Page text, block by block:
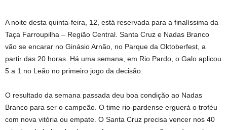
A noite desta quinta-feira, 12, está reservada para a finalíssima da
Taça Farroupilha – Região Central. Santa Cruz e Nadas Branco
vão se encarar no Ginásio Arnão, no Parque da Oktoberfest, a
partir das 20 horas. Há uma semana, em Rio Pardo, o Galo aplicou
5 a 1 no Leão no primeiro jogo da decisão.
O resultado da semana passada deu boa condição ao Nadas
Branco para ser o campeão. O time rio-pardense erguerá o troféu
com nova vitória ou empate. O Santa Cruz precisa vencer nos 40